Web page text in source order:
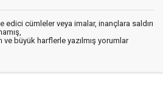
edici cümleler veya imalar, inançlara saldırı
ve büyük harflerle yazılmış yorumlar